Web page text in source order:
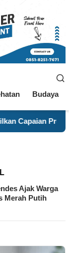
Budaya
Program Kerja
Ajak Warga
Merah Putih